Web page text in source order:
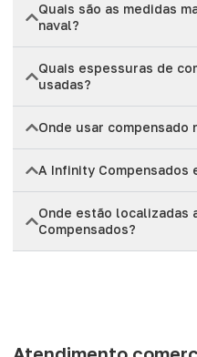
Quais são as medidas
naval?
Quais espessuras de
usadas?
Onde usar
A Infinity Compensados
Onde estão localizadas
Compensados?